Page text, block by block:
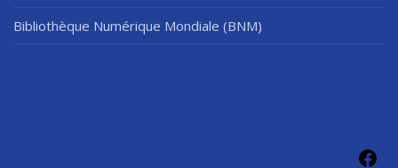
Bibliothèque Numérique Mondiale (BNM)